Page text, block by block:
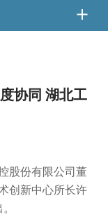
协同 湖北工
股份有限公司董
创新中心所长许